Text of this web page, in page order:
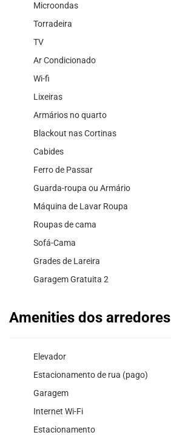
Microondas
Torradeira
TV
Ar Condicionado
Wi-fi
Lixeiras
Armários no quarto
Blackout nas Cortinas
Cabides
Ferro de Passar
Guarda-roupa ou Armário
Máquina de Lavar Roupa
Roupas de cama
Sofá-Cama
Grades de Lareira
Garagem Gratuita 2
Amenities dos arredores
Elevador
Estacionamento de rua (pago)
Garagem
Internet Wi-Fi
Estacionamento